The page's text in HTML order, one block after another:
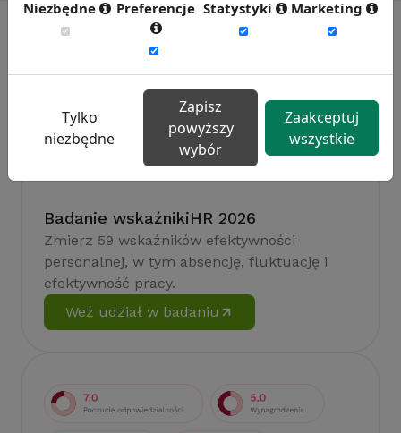
Badanie wskaźnikiHR 2026
Zmierz 59 wskaźników efektywności
personalnej, w tym absencję, fluktuację i
efektywność pracy.
Weź udział w badaniu
Niezbędne Preferencje Statystyki Marketing
Tylko
niezbędne
Zapisz
powyższy
wybór
Zaakceptuj
wszystkie